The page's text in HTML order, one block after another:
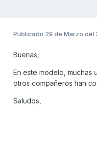
Publicado 29 de Marzo del
Buenas,
En este modelo, muchas
otros compañeros han
Saludos,